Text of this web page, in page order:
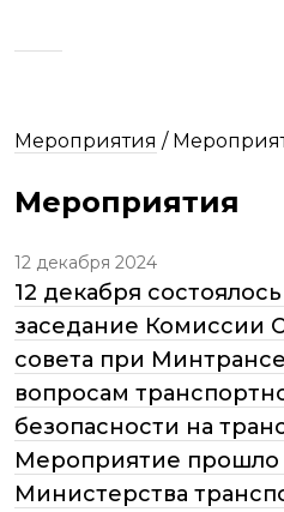
Мероприятия /
Мероприятия
12 декабря 2024
12 декабря
заседание Комиссии
совета при
вопросам
безопасности на
Мероприятие прошло
Министерства